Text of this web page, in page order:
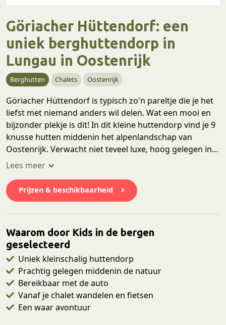
Göriacher Hüttendorf: een
uniek berghuttendorp in
Lungau in Oostenrijk
Berghutten Chalets Oostenrijk
Göriacher Hüttendorf is typisch zo'n pareltje die je het
liefst met niemand anders wil delen. Wat een mooi en
bijzonder plekje is dit! In dit kleine huttendorp vind je 9
knusse hutten middenin het alpenlandschap van
Oostenrijk. Verwacht niet teveel luxe, hoog gelegen in
de bergen, zonder wifi en met een heuse plumpsklo als
koeienbellen, de geur van de almweides en met
prachtig uitzicht!
Prijzen & beschikbaarheid
Waarom door Kids in de bergen
geselecteerd
Uniek kleinschalig huttendorp
Prachtig gelegen middenin de natuur
Bereikbaar met de auto
Vanaf je chalet wandelen en fietsen
Een waar avontuur